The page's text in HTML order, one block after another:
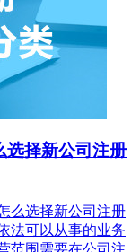
选择新公司注册
么选择新公司注册
法可以从事的业务